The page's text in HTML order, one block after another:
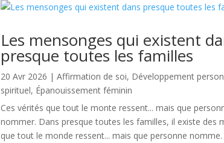
Les mensonges qui existent
presque toutes les familles
20 Avr 2026 |Affirmation de soi, Développement
spirituel, Épanouissement féminin
Ces vérités que tout le monte ressent... mais que
nommer. Dans presque toutes les familles, il existe des
que tout le monde ressent... mais que personne